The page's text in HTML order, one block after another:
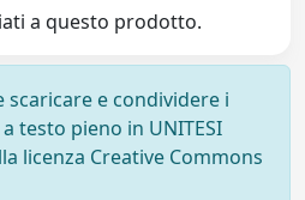
a questo prodotto.
e condividere i
testo pieno in UNITESI
licenza Creative Commons